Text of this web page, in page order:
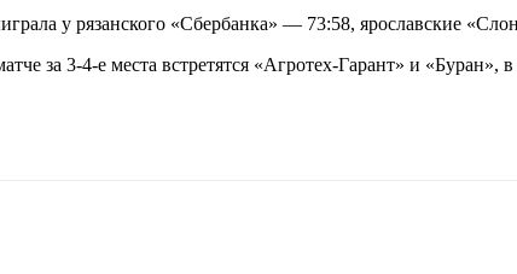
у рязанского «Сбербанка» — 73:58, ярославские
за 3-4-е места встретятся «Агротех-Гарант» и